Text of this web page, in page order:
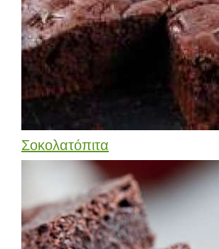
Σοκολατόπιτα